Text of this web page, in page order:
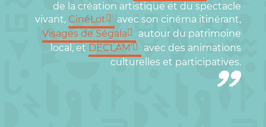
de la création artistique et du spectacle
vivant, CinéLot
avec son cinéma itinérant,
Visages de Ségala
autour du patrimoine
local, et DECLAM’
avec des animations
culturelles et participatives.